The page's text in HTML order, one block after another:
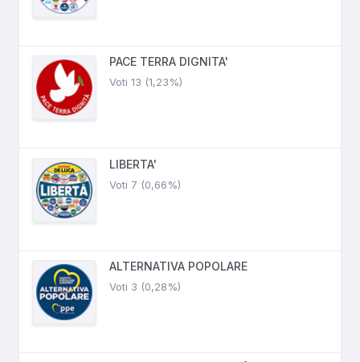
PACE TERRA DIGNITA'
Voti 13 (1,23%)
LIBERTA'
Voti 7 (0,66%)
ALTERNATIVA POPOLARE
Voti 3 (0,28%)